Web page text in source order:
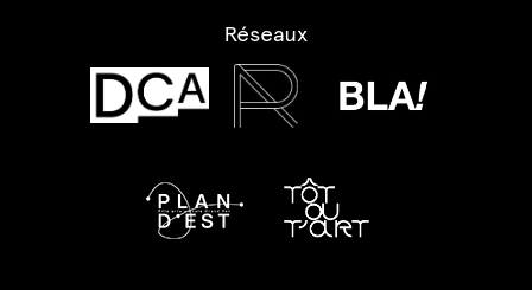
Réseaux